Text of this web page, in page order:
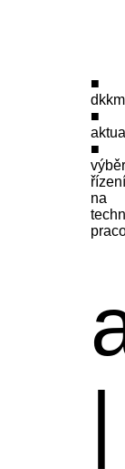
dkkm
řízení
na
|